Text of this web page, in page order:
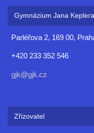
Gymnázium Jana Keplera
Parléřova 2, 169 00,
+420 233 352 546
gjk@gjk.cz
Zřizovatel